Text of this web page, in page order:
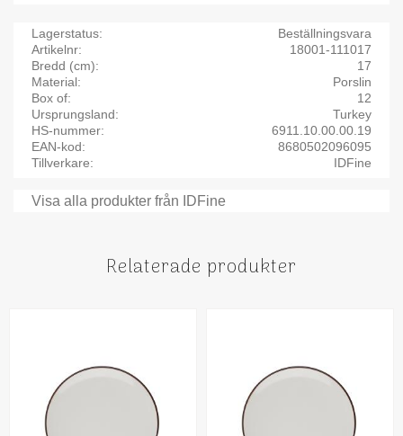
Lagerstatus
Beställningsvara
Artikelnr
18001-111017
Bredd (cm)
17
Material
Porslin
Box of
12
Ursprungsland
Turkey
HS-nummer
6911.10.00.00.19
EAN-kod
8680502096095
Tillverkare
IDFine
Visa alla produkter från IDFine
Relaterade produkter